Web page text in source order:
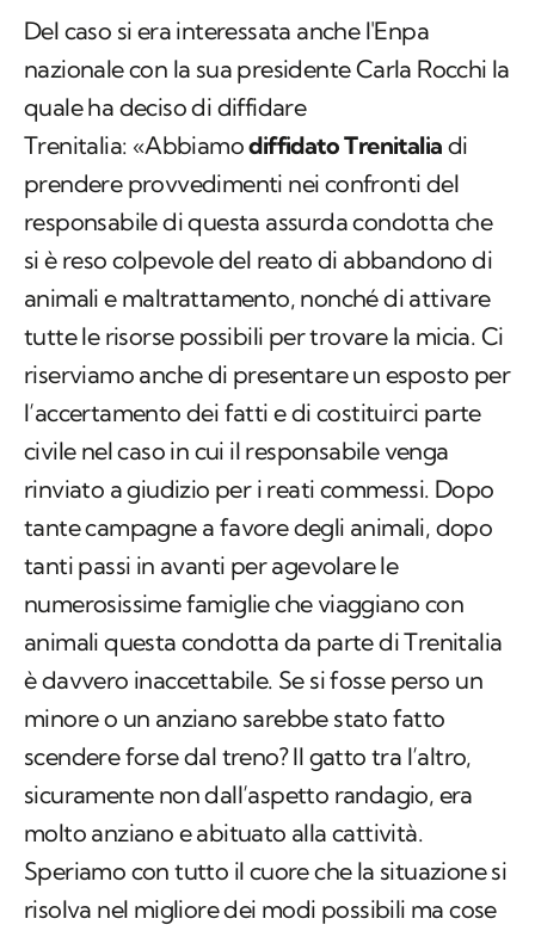
Del caso si era interessata anche l'Enpa
nazionale con la sua presidente Carla Rocchi la
quale ha deciso di diffidare
Trenitalia: «Abbiamodiffidato Trenitalia di
prendere provvedimenti nei confronti del
responsabile di questa assurda condotta che
si è reso colpevole del reato di abbandono di
animali e maltrattamento, nonché di attivare
tutte le risorse possibili per trovare la micia. Ci
riserviamo anche di presentare un esposto per
l’accertamento dei fatti e di costituirci parte
civile nel caso in cui il responsabile venga
rinviato a giudizio per i reati commessi. Dopo
tante campagne a favore degli animali, dopo
tanti passi in avanti per agevolare le
numerosissime famiglie che viaggiano con
animali questa condotta da parte di Trenitalia
è davvero inaccettabile. Se si fosse perso un
minore o un anziano sarebbe stato fatto
scendere forse dal treno? Il gatto tra l’altro,
sicuramente non dall’aspetto randagio, era
molto anziano e abituato alla cattività.
Speriamo con tutto il cuore che la situazione si
risolva nel migliore dei modi possibili ma cose